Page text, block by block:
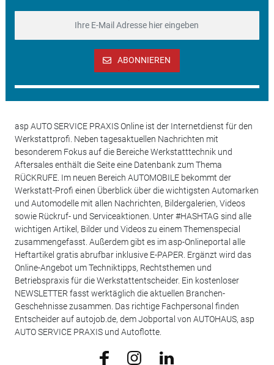
ABONNIEREN
asp AUTO SERVICE PRAXIS Online ist der Internetdienst für den
Werkstattprofi. Neben tagesaktuellen Nachrichten mit
besonderem Fokus auf die Bereiche Werkstatttechnik und
Aftersales enthält die Seite eine Datenbank zum Thema
RÜCKRUFE. Im neuen Bereich AUTOMOBILE bekommt der
Werkstatt-Profi einen Überblick über die wichtigsten Automarken
und Automodelle mit allen Nachrichten, Bildergalerien, Videos
sowie Rückruf- und Serviceaktionen. Unter #HASHTAG sind alle
wichtigen Artikel, Bilder und Videos zu einem Themenspecial
zusammengefasst. Außerdem gibt es im asp-Onlineportal alle
Heftartikel gratis abrufbar inklusive E-PAPER. Ergänzt wird das
Online-Angebot um Techniktipps, Rechtsthemen und
Betriebspraxis für die Werkstattentscheider. Ein kostenloser
NEWSLETTER fasst werktäglich die aktuellen Branchen-
Geschehnisse zusammen. Das richtige Fachpersonal finden
Entscheider auf autojob.de, dem Jobportal von AUTOHAUS, asp
AUTO SERVICE PRAXIS und Autoflotte.